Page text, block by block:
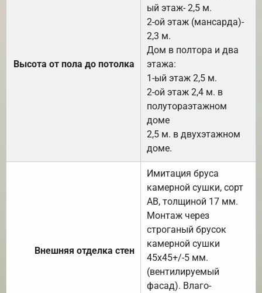
Высота от пола до потолка
ый этаж- 2,5 м.
2-ой этаж (мансарда)-
2,3 м.
Дом в полтора и два
этажа:
1-ый этаж 2,5 м.
2-ой этаж 2,4 м. в
полутораэтажном
доме
2,5 м. в двухэтажном
доме.
Внешняя отделка стен
Имитация бруса
камерной сушки, сорт
АВ, толщиной 17 мм.
Монтаж через
строганый брусок
камерной сушки
45х45+/-5 мм.
(вентилируемый
фасад). Влаго-